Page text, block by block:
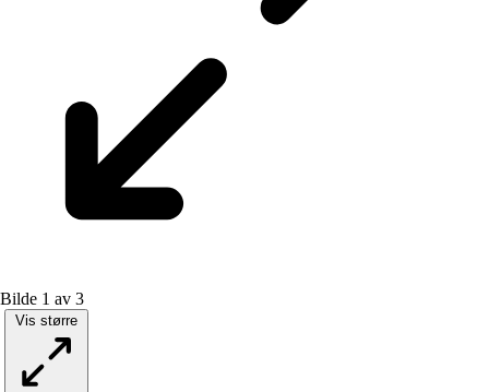
Bilde 1 av 3
Vis større